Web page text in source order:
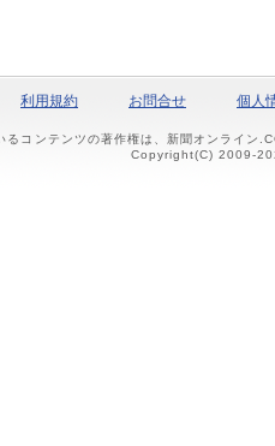
利用規約 お問合せ 個人
コンテンツの著作権は、新聞オンライン
Copyright(C) 2009-